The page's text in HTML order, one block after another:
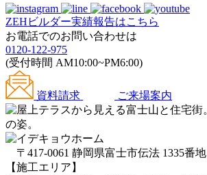
ZEHビルダー実績報告はこちら
お電話でのお問い合わせは
0120-122-975
(受付時間 AM10:00~PM6:00)
資料請求 ご来場案内
〒417-0061 静岡県富士市伝法 1335番地
【施工エリア】